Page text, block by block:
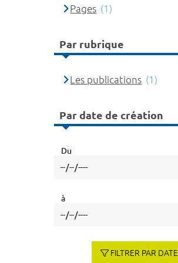
Pages (1)
Par rubrique
Les publications (1)
Par date de création
Du
à
FILTRER PAR DATE